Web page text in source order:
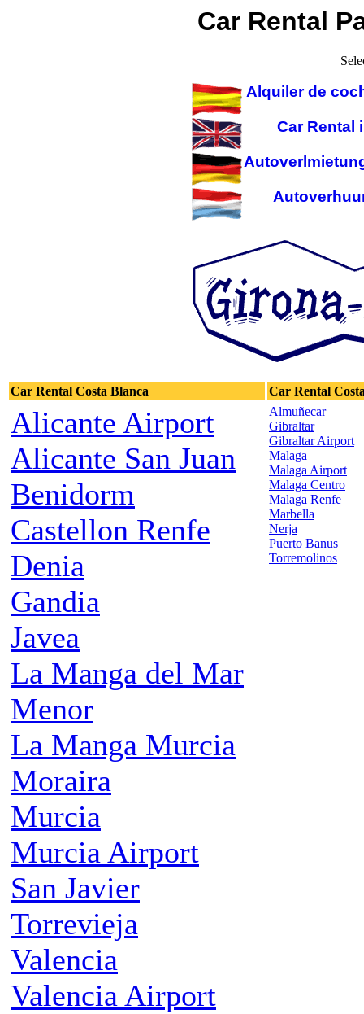
Car Rental
Alquiler de
Car Rental
Car Rental Costa Blanca Car Rental
Alicante Airport
Alicante San Juan
Benidorm
Castellon Renfe
Denia
Gandia
Javea
La Manga del Mar
Menor
La Manga Murcia
Moraira
Murcia
Murcia Airport
San Javier
Torrevieja
Valencia
Valencia Airport
Almuñecar
Gibraltar
Gibraltar Airport
Malaga
Malaga Airport
Malaga Centro
Malaga Renfe
Marbella
Nerja
Puerto Banus
Torremolinos